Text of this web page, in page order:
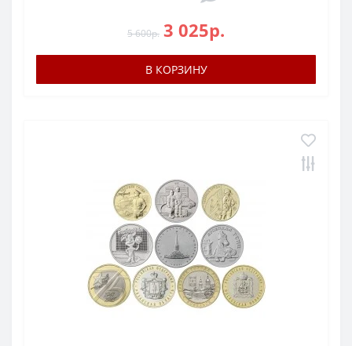
5 600р. 3 025р.
В КОРЗИНУ